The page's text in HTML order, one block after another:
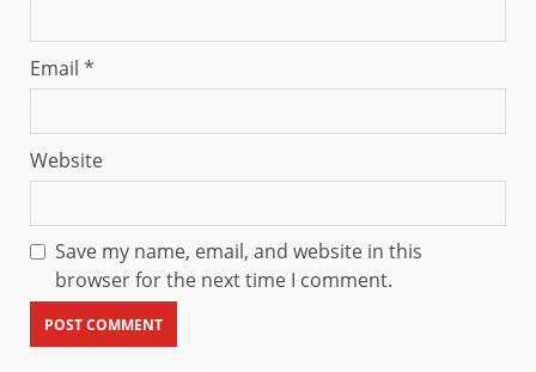
Email *
Website
Save my name, email, and website in this
browser for the next time I comment.